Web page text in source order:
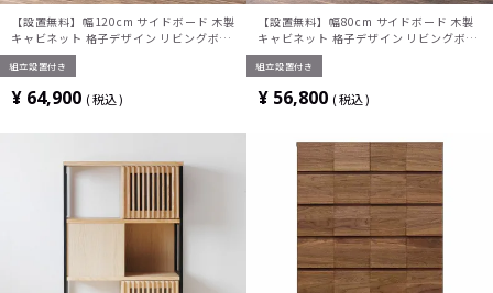
【設置無料】幅120cm サイドボード 木製
キャビネット 格子デザイン リビングボー
ド ハイタイプ テレビ台 おしゃれ リビン
グ収納 ルンバブル 和モダン ナチュラル
茶
組立設置付き
¥ 64,900 税込
【設置無料】幅80cm サイドボード 木製
キャビネット 格子デザイン リビングボー
ド ハイタイプ テレビ台 おしゃれ リビン
グ収納 ルンバブル 和モダン ナチュラル
茶
組立設置付き
¥ 56,800 税込